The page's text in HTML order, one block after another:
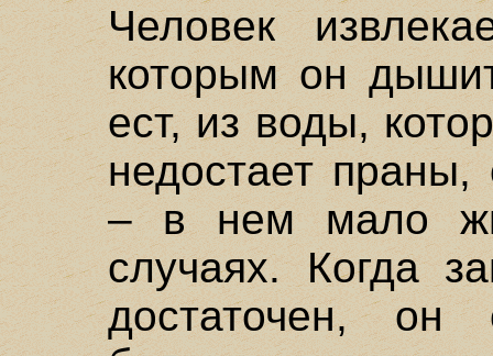
Человек
которым он
ест, из воды,
недостает
– в нем мало
случаях. Когда
достаточен, он